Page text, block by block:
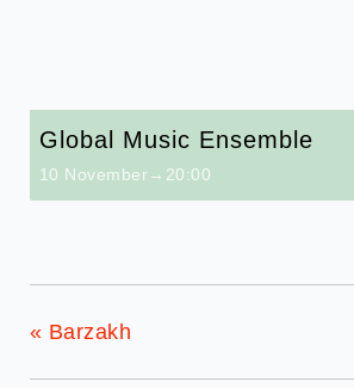
Global Music Ensemble
10 November→20:00
« Barzakh